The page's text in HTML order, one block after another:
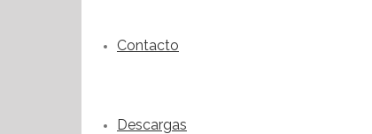
Contacto
Descargas